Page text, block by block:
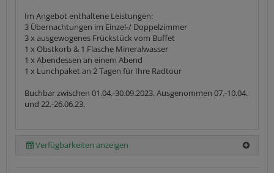
Im Angebot enthaltene Leistungen:
3 Übernachtungen im Einzel-/ Doppelzimmer
3 x ausgewogenes Frückstück vom Buffet
1 x Obstkorb & 1 Flasche Mineralwasser
1 x Abendessen an einem Abend
1 x Lunchpaket an 2 Tagen für Ihre Radtour
Buchbar zwischen 01.04.-30.09.2023. Ausgenommen 07.-10.04.
und 22.-26.06.23.
Verfügbarkeiten anzeigen